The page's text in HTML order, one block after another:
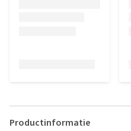
Productinformatie